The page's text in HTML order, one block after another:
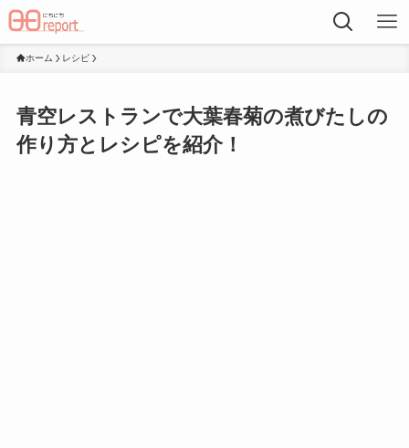
ホーム レシピ
青空レストランで大葉春菊の煮びたしの
作り方とレシピを紹介！